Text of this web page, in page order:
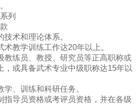
列
术和理论体系。
教学训练工作达20年以上。
教练员、教授、研究员等正高职称或
，或具备武术专业中级职称达15年以
、训练和科研任务。
指导员资格或考评员资格，并在各级